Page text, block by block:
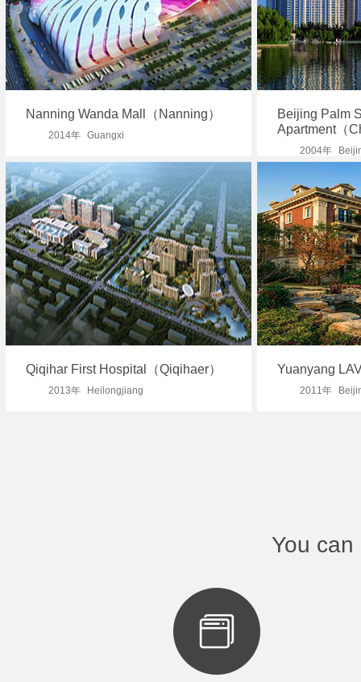
Nanning Wanda Mall（Nanning）
2014年 Guangxi
Beijing Palm
Apartment（
2004年
Qiqihar First Hospital（Qiqihaer）
2013年 Heilongjiang
Yuanyang
2011年
You